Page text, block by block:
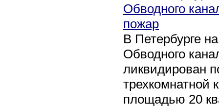
Обводного
пожар
В Петербурге
Обводного
ликвидирован
трехкомнатной
площадью 20